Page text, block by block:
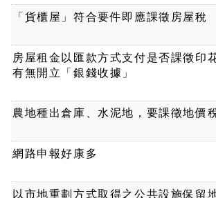
「貨櫃屋」符合要件即應課徵房屋稅
房屋租金以匯款方式支付是否課徵印
有無開立「銀錢收據」
農地種出倉庫、水泥地，要課徵地價
網路申報好康多
以市地重劃方式取得之公共設施保留